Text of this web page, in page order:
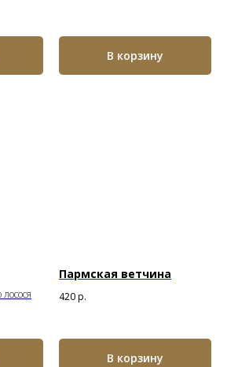
В корзину
Пармская ветчина
420р.
В корзину